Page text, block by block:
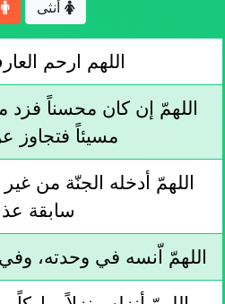
أنثى
اللهم ارحم
اللهمّ إن كان محسناً فزد
مسيئاً فتجاوز
اللهمّ أدخله الجنّة من
سابقة
اللهمّ اّنسه في وحدته،